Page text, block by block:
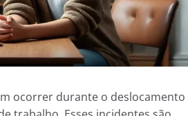
ocorrer durante o deslocamento